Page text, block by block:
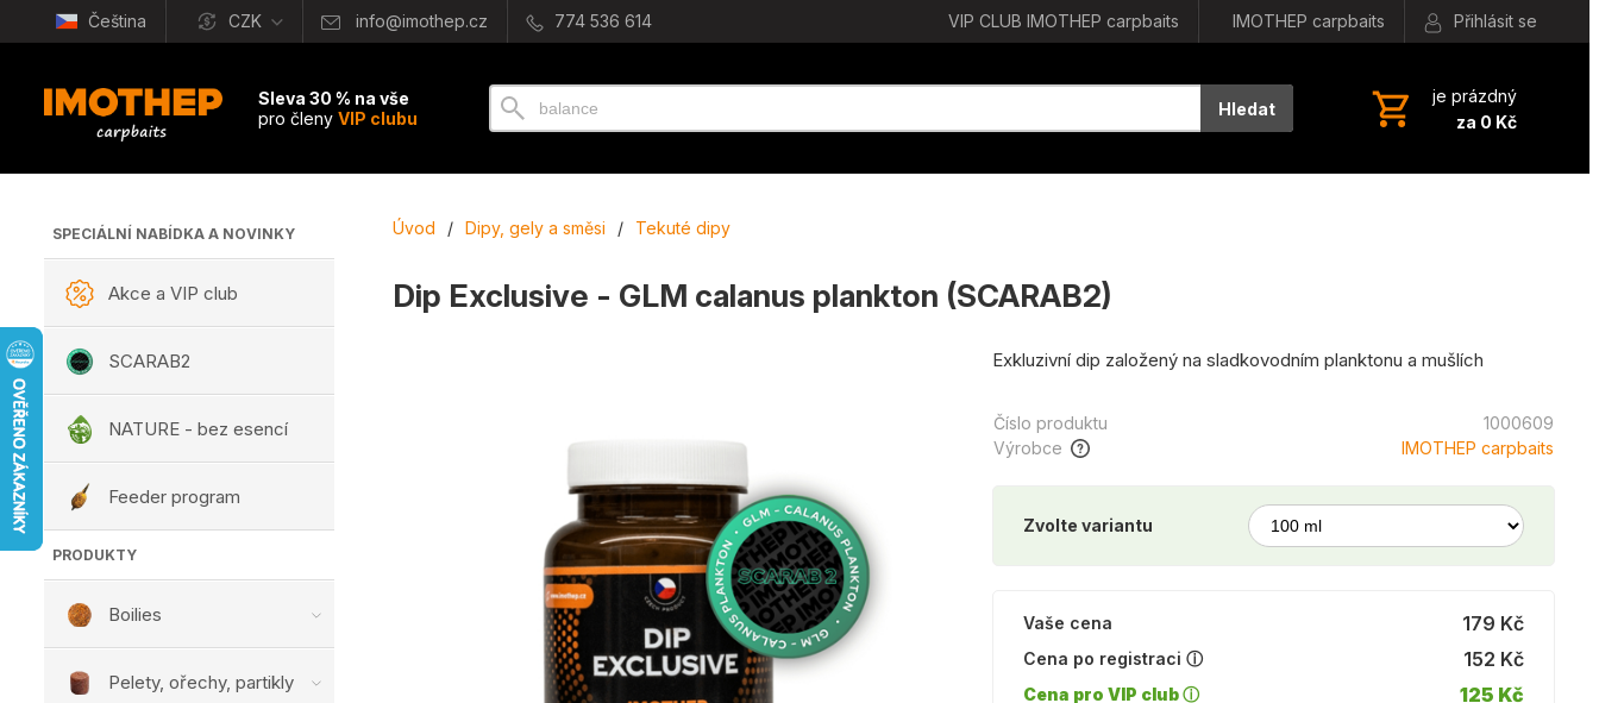
Čeština CZK info@imothep.cz 774 536 614 VIP CLUB IMOTHEP carpbaits IMOTHEP carpbaits Přihlásit se
Sleva 30 % na vše
pro členy VIP clubu Hledat
je prázdný
za 0 Kč
SPECIÁLNÍ NABÍDKA A NOVINKY
Akce a VIP club
SCARAB2
NATURE - bez esencí
Feeder program
PRODUKTY
Boilies
Pelety, ořechy, partikly
Úvod / Dipy, gely a směsi / Tekuté dipy
Dip Exclusive - GLM calanus plankton (SCARAB2)
Exkluzivní dip založený na sladkovodním planktonu a mušlích
Číslo produktu
1000609
Výrobce
IMOTHEP carpbaits
Zvolte variantu
179 Kč
Vaše cena
Cena po registraci ⓘ
152 Kč
Cena pro VIP club ⓘ 125 Kč